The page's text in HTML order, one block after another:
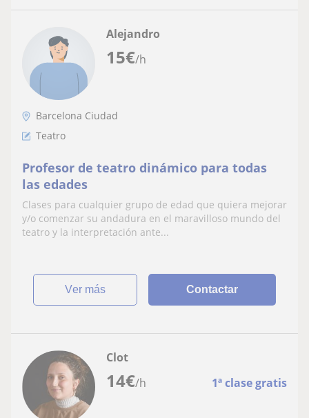
15€/h
Alejandro
Barcelona Ciudad
Teatro
Profesor de teatro dinámico para todas
las edades
Clases para cualquier grupo de edad que quiera mejorar
y/o comenzar su andadura en el maravilloso mundo del
teatro y la interpretación ante...
ver más Contactar
14€/h 1ª clase gratis
Clot